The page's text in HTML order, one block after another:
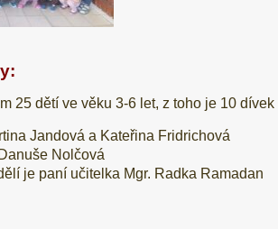
25 dětí ve věku 3-6 let, z toho je 10
Jandová a Kateřina Fridrichová
Danuše Nolčová
je paní učitelka Mgr. Radka Ramadan